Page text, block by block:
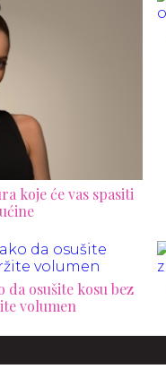
koje će vas spasiti
osušite kosu bez
volumen